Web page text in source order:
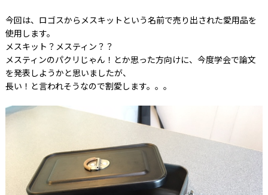
今回は、ロゴスからメスキットという名前で売り出された愛用品を
使用します。
メスキット？メスティン？？
メスティンのパクリじゃん！とか思った方向けに、今度学会で論文
を発表しようかと思いましたが、
長い！と言われそうなので割愛します。。。